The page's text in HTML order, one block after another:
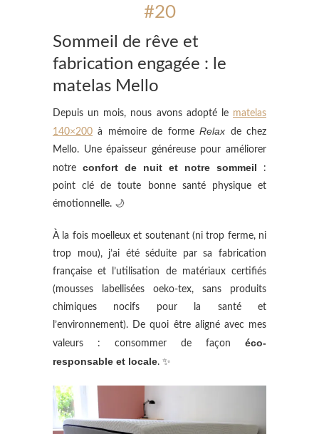
#20
Sommeil de rêve et
fabrication engagée : le
matelas Mello
Depuis un mois, nous avons adopté le matelas
140×200 à mémoire de formeRelax de chez
Mello. Une épaisseur généreuse pour améliorer
notre confort de nuit et notre sommeil :
point clé de toute bonne santé physique et
émotionnelle. 🌙
À la fois moelleux et soutenant (ni trop ferme, ni
trop mou), j’ai été séduite par sa fabrication
française et l’utilisation de matériaux certifiés
(mousses labellisées oeko-tex, sans produits
chimiques nocifs pour la santé et
l’environnement). De quoi être aligné avec mes
valeurs : consommer de façon éco-
responsable et locale. ✨